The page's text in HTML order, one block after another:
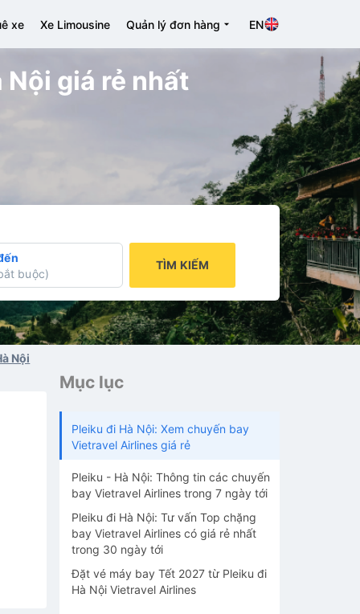
xe Xe Limousine Quản lý đơn hàng EN
giá rẻ nhất
buộc)
TÌM KIẾM
Nội
Mục lục
Pleiku đi Hà Nội: Xem chuyến bay
Vietravel Airlines giá rẻ
Pleiku - Hà Nội: Thông tin các chuyến
bay Vietravel Airlines trong 7 ngày tới
Pleiku đi Hà Nội: Tư vấn Top chặng
bay Vietravel Airlines có giá rẻ nhất
trong 30 ngày tới
Đặt vé máy bay Tết 2027 từ Pleiku đi
Hà Nội Vietravel Airlines